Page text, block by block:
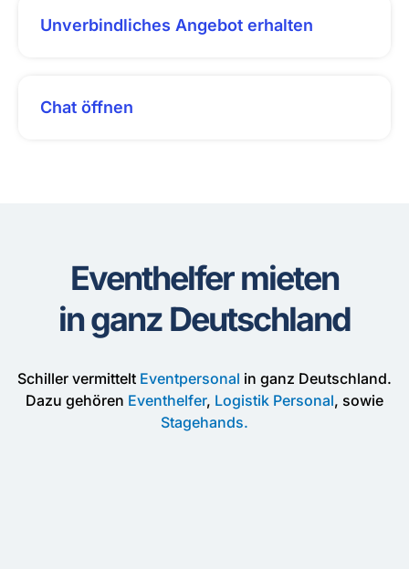
Unverbindliches Angebot erhalten
Chat öffnen
Eventhelfer mieten
in ganz Deutschland
Schiller vermittelt Eventpersonal in ganz Deutschland.
Dazu gehören Eventhelfer, Logistik Personal, sowie
Stagehands.